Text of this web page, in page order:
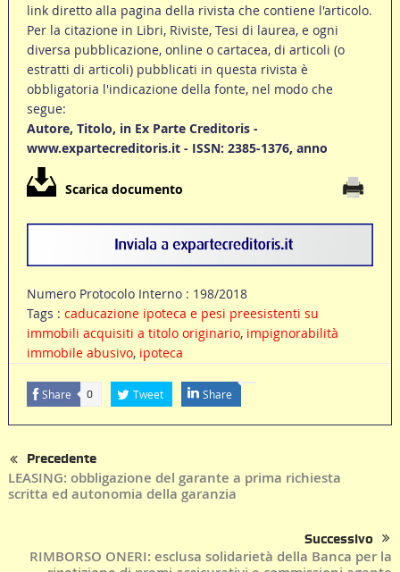
link diretto alla pagina della rivista che contiene l'articolo.
Per la citazione in Libri, Riviste, Tesi di laurea, e ogni
diversa pubblicazione, online o cartacea, di articoli (o
estratti di articoli) pubblicati in questa rivista è
obbligatoria l'indicazione della fonte, nel modo che
segue:
Autore, Titolo, in Ex Parte Creditoris -
www.expartecreditoris.it - ISSN: 2385-1376, anno
Scarica documento
Numero Protocolo Interno : 198/2018
Tags : caducazione ipoteca e pesi preesistenti su
immobili acquisiti a titolo originario, impignorabilità
immobile abusivo, ipoteca
Share 0 Tweet Share
Precedente
LEASING: obbligazione del garante a prima richiesta
scritta ed autonomia della garanzia
Successivo
RIMBORSO ONERI: esclusa solidarietà della Banca per la